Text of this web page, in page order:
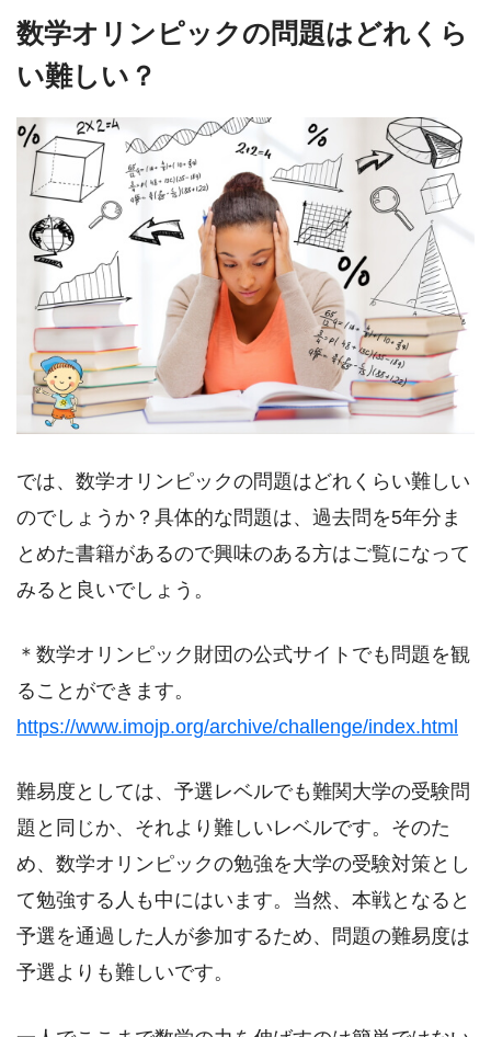
数学オリンピックの問題はどれくら
い難しい？
では、数学オリンピックの問題はどれくらい難しい
のでしょうか？具体的な問題は、過去問を5年分ま
とめた書籍があるので興味のある方はご覧になって
みると良いでしょう。
＊数学オリンピック財団の公式サイトでも問題を観
ることができます。
https://www.imojp.org/archive/challenge/index.html
難易度としては、予選レベルでも難関大学の受験問
題と同じか、それより難しいレベルです。そのた
め、数学オリンピックの勉強を大学の受験対策とし
て勉強する人も中にはいます。当然、本戦となると
予選を通過した人が参加するため、問題の難易度は
予選よりも難しいです。